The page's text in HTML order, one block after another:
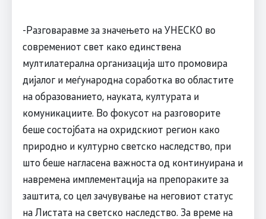
-Разговаравме за значењето на УНЕСКО во
современиот свет како единствена
мултилатерална организација што промовира
дијалог и меѓународна соработка во областите
на образованието, науката, културата и
комуникациите. Во фокусот на разговорите
беше состојбата на охридскиот регион како
природно и културно светско наследство, при
што беше нагласена важноста од континуирана и
навремена имплементација на препораките за
заштита, со цел зачувување на неговиот статус
на Листата на светско наследство. За време на